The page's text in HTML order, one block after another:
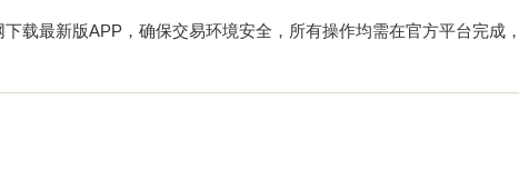
下载最新版APP，确保交易环境安全，所有操作均需在官方平台完成